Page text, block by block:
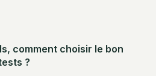
comment choisir le bon
?